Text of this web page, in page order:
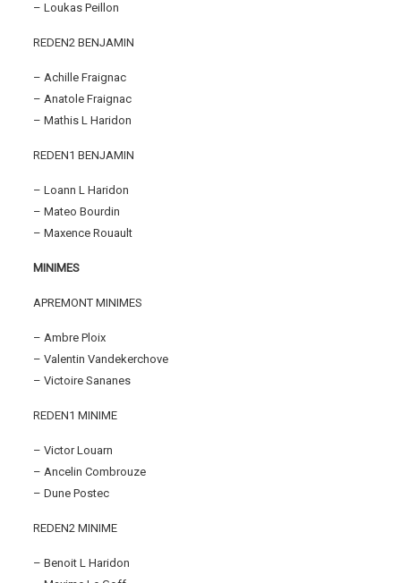
– Loukas Peillon
REDEN2 BENJAMIN
– Achille Fraignac
– Anatole Fraignac
– Mathis L Haridon
REDEN1 BENJAMIN
– Loann L Haridon
– Mateo Bourdin
– Maxence Rouault
MINIMES
APREMONT MINIMES
– Ambre Ploix
– Valentin Vandekerchove
– Victoire Sananes
REDEN1 MINIME
– Victor Louarn
– Ancelin Combrouze
– Dune Postec
REDEN2 MINIME
– Benoit L Haridon